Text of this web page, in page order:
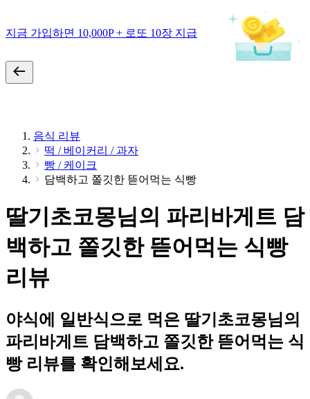
지금 가입하면 10,000P + 로또 10장 지급
음식 리뷰
떡 / 베이커리 / 과자
빵 / 케이크
담백하고 쫄깃한 뜯어먹는 식빵
딸기초코몽님의 파리바게트 담
백하고 쫄깃한 뜯어먹는 식빵
리뷰
야식에 일반식으로 먹은 딸기초코몽님의
파리바게트 담백하고 쫄깃한 뜯어먹는 식
빵 리뷰를 확인해보세요.